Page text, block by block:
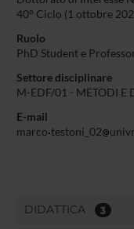
40° Ciclo (1 ottobre
Ruolo
PhD Student e
Settore disciplinare
M-EDF/01 - METODI E
E-mail
marco testoni_02 univr
DIDATTICA 3